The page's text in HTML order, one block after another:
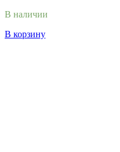
В наличии
В корзину